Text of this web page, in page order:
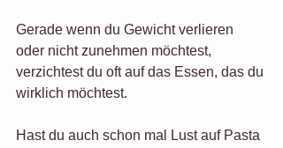
Gerade wenn du Gewicht verlieren
oder nicht zunehmen möchtest,
verzichtest du oft auf das Essen, das du
wirklich möchtest.
Hast du auch schon mal Lust auf Pasta